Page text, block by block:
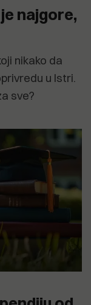
najgore,
nikako da
u Istri.
sve?